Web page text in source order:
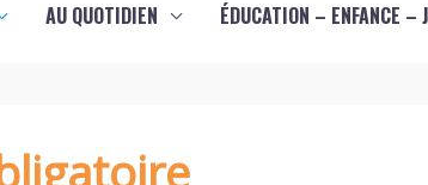
AU QUOTIDIEN ÉDUCATION – ENFANCE –